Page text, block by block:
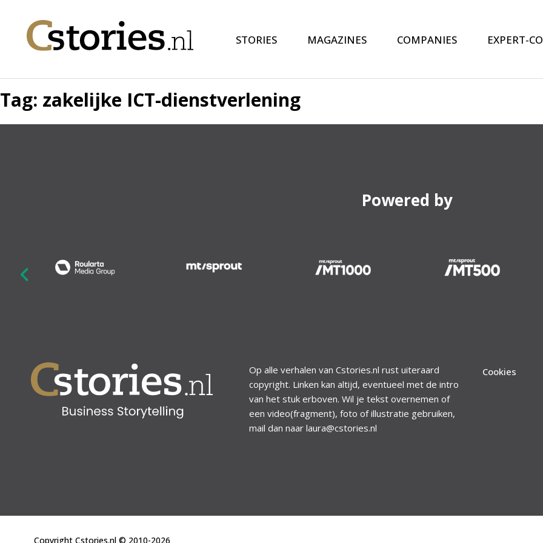
STORIES MAGAZINES COMPANIES EXPERT-
Tag: zakelijke ICT-dienstverlening
Powered by
Op alle verhalen van Cstories.nl rust uiteraard
copyright. Linken kan altijd, eventueel met de intro
van het stuk erboven. Wil je tekst overnemen of
een video(fragment), foto of illustratie gebruiken,
mail dan naar laura@cstories.nl
Cookies
Copyright Cstories.nl © 2010-2026